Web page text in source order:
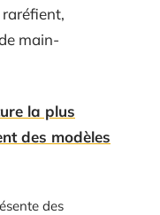
raréfient,
main-
la plus
des modèles
des